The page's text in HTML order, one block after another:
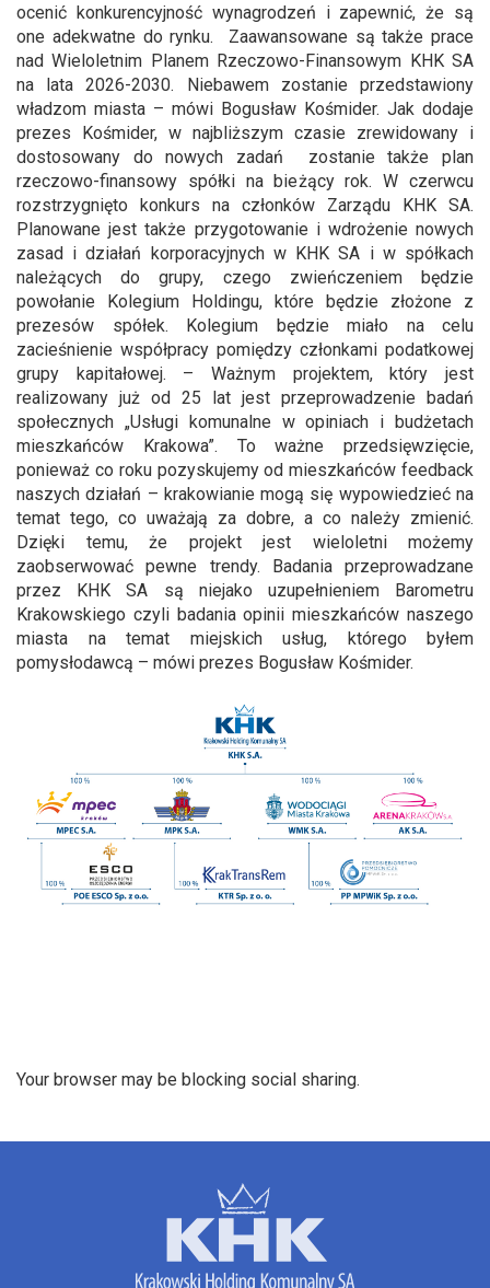
ocenić konkurencyjność wynagrodzeń i zapewnić, że są
one adekwatne do rynku. Zaawansowane są także prace
nad Wieloletnim Planem Rzeczowo-Finansowym KHK SA
na lata 2026-2030. Niebawem zostanie przedstawiony
władzom miasta – mówi Bogusław Kośmider. Jak dodaje
prezes Kośmider, w najbliższym czasie zrewidowany i
dostosowany do nowych zadań zostanie także plan
rzeczowo-finansowy spółki na bieżący rok. W czerwcu
rozstrzygnięto konkurs na członków Zarządu KHK SA.
Planowane jest także przygotowanie i wdrożenie nowych
zasad i działań korporacyjnych w KHK SA i w spółkach
należących do grupy, czego zwieńczeniem będzie
powołanie Kolegium Holdingu, które będzie złożone z
prezesów spółek. Kolegium będzie miało na celu
zacieśnienie współpracy pomiędzy członkami podatkowej
grupy kapitałowej. – Ważnym projektem, który jest
realizowany już od 25 lat jest przeprowadzenie badań
społecznych „Usługi komunalne w opiniach i budżetach
mieszkańców Krakowa”. To ważne przedsięwzięcie,
ponieważ co roku pozyskujemy od mieszkańców feedback
naszych działań – krakowianie mogą się wypowiedzieć na
temat tego, co uważają za dobre, a co należy zmienić.
Dzięki temu, że projekt jest wieloletni możemy
zaobserwować pewne trendy. Badania przeprowadzane
przez KHK SA są niejako uzupełnieniem Barometru
Krakowskiego czyli badania opinii mieszkańców naszego
miasta na temat miejskich usług, którego byłem
pomysłodawcą – mówi prezes Bogusław Kośmider.
Your browser may be blocking social sharing.